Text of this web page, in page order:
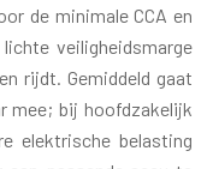
de minimale CCA en
veiligheidsmarge
rijdt. Gemiddeld gaat
mee; bij hoofdzakelijk
elektrische belasting